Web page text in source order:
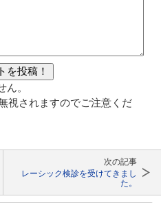
。
視されますのでご注意くだ
次の記事
レーシック検診を受けてきまし
た。